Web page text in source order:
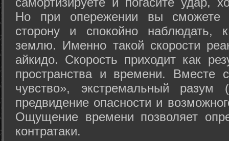
Но при опережении вы сможете
сторону и спокойно наблюдать,
землю. Именно такой скорости
айкидо. Скорость приходит как
пространства и времени. Вместе
чувство», экстремальный разум
предвидение опасности и
Ощущение времени позволяет
контратаки.